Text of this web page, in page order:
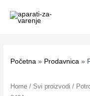
Početna » Prodavnica »
Home / Svi proizvodi /
Šoba